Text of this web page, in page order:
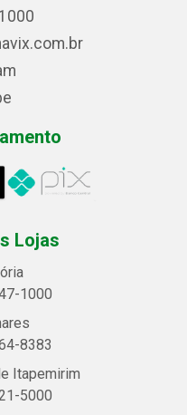
Lojas
1000
8383
Itapemirim
5000